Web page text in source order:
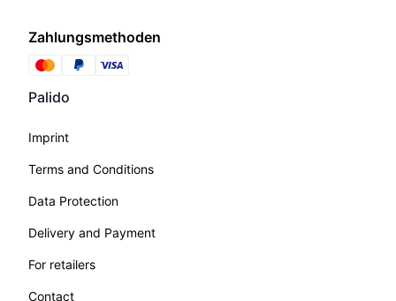
Zahlungsmethoden
Palido
Imprint
Terms and Conditions
Data Protection
Delivery and Payment
For retailers
Contact